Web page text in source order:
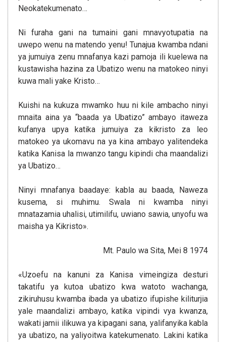
Neokatekumenato…
Ni furaha gani na tumaini gani mnavyotupatia na
uwepo wenu na matendo yenu! Tunajua kwamba ndani
ya jumuiya zenu mnafanya kazi pamoja ili kuelewa na
kustawisha hazina za Ubatizo wenu na matokeo ninyi
kuwa mali yake Kristo…
Kuishi na kukuza mwamko huu ni kile ambacho ninyi
mnaita aina ya “baada ya Ubatizo” ambayo itaweza
kufanya upya katika jumuiya za kikristo za leo
matokeo ya ukomavu na ya kina ambayo yalitendeka
katika Kanisa la mwanzo tangu kipindi cha maandalizi
ya Ubatizo…
Ninyi mnafanya baadaye: kabla au baada, Naweza
kusema, si muhimu. Swala ni kwamba ninyi
mnatazamia uhalisi, utimilifu, uwiano sawia, unyofu wa
maisha ya Kikristo».
Mt. Paulo wa Sita, Mei 8 1974
«Uzoefu na kanuni za Kanisa vimeingiza desturi
takatifu ya kutoa ubatizo kwa watoto wachanga,
zikiruhusu kwamba ibada ya ubatizo ifupishe kiliturjia
yale maandalizi ambayo, katika vipindi vya kwanza,
wakati jamii ilikuwa ya kipagani sana, yalifanyika kabla
ya ubatizo, na yaliyoitwa katekumenato. Lakini katika